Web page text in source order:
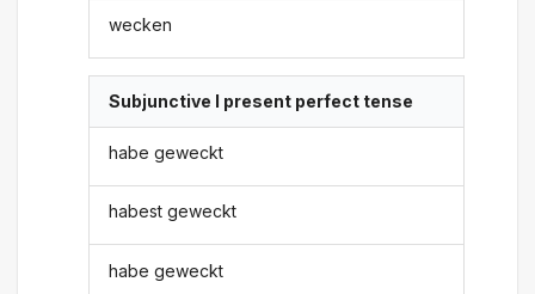
wecken
Subjunctive I present perfect tense
habe geweckt
habest geweckt
habe geweckt